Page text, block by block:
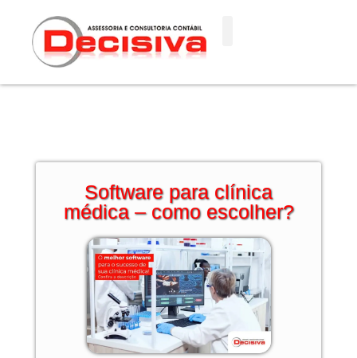
conteúdo
Software para clínica
médica – como escolher?